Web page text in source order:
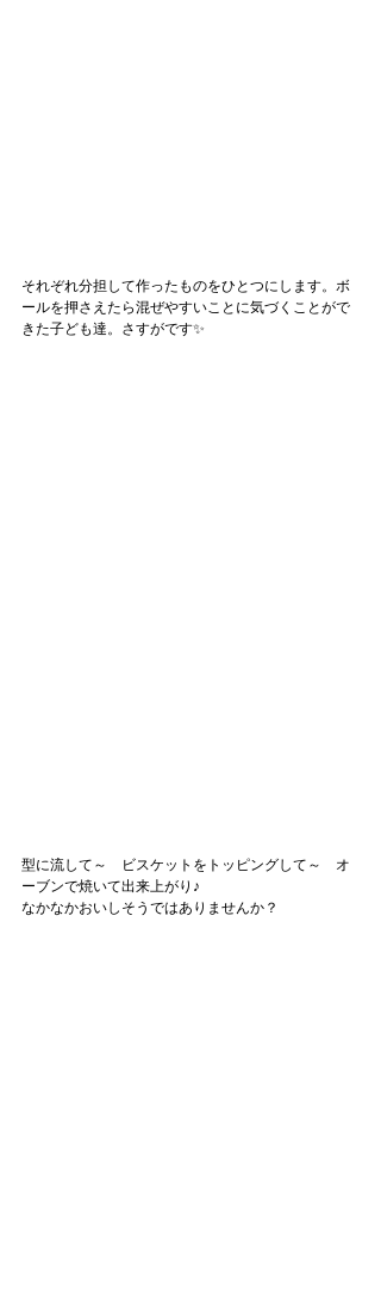
それぞれ分担して作ったものをひとつにします。ボ
ールを押さえたら混ぜやすいことに気づくことがで
きた子ども達。さすがです✨
型に流して～　ビスケットをトッピングして～　オ
ーブンで焼いて出来上がり♪
なかなかおいしそうではありませんか？